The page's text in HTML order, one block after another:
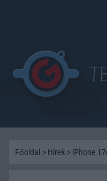
Főoldal > Hírek > iPhone